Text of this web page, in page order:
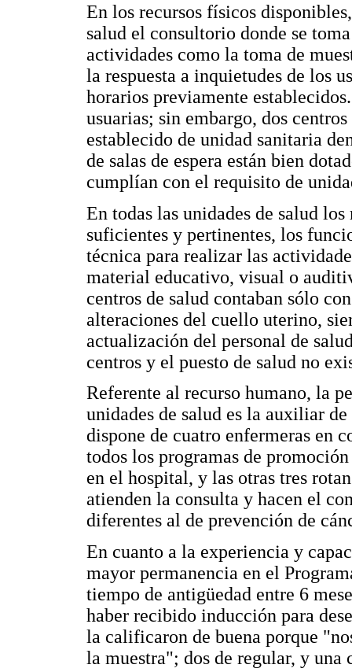
En los recursos físicos
salud el consultorio donde se
actividades como la toma de
la respuesta a inquietudes de los
horarios previamente
usuarias; sin embargo, dos
establecido de unidad sanitaria
de salas de espera están bien
cumplían con el requisito de
En todas las unidades de salud
suficientes y pertinentes, los
técnica para realizar las
material educativo, visual o
centros de salud contaban sólo
alteraciones del cuello uterino,
actualización del personal de
centros y el puesto de salud no
Referente al recurso humano, la
unidades de salud es la auxiliar
dispone de cuatro enfermeras en
todos los programas de
en el hospital, y las otras tres
atienden la consulta y hacen el
diferentes al de prevención de
En cuanto a la experiencia y
mayor permanencia en el
tiempo de antigüedad entre 6
haber recibido inducción para
la calificaron de buena porque
la muestra"; dos de regular, y